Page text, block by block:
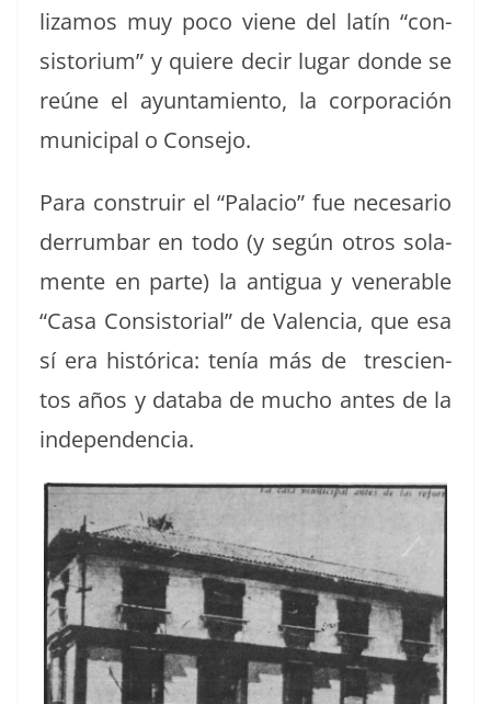
lizamos muy poco viene del latín “con­
sis­to­ri­um” y quiere decir lugar donde se
reúne el ayun­tamien­to, la cor­po­ración
munic­i­pal o Consejo.
Para con­stru­ir el “Pala­cio” fue nece­sario
der­rum­bar en todo (y según otros sola­
mente en parte) la antigua y ven­er­a­ble
“Casa Con­sis­to­r­i­al” de Valen­cia, que esa
sí era históri­ca: tenía más de tre­scien­
tos años y data­ba de mucho antes de la
independencia.